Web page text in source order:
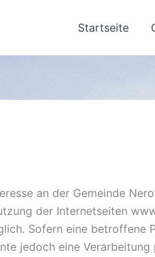
Startseite
an der Gemeinde
der Internetseiten
Sofern eine betroffene
jedoch eine